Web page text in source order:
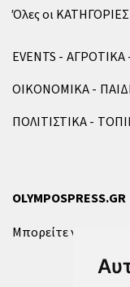
Όλες οι ΚΑΤΗΓΟΡΙΕΣ
EVENTS ΑΓΡΟΤΙΚΑ
ΟΙΚΟΝΟΜΙΚΑ
ΠΟΛΙΤΙΣΤΙΚΑ
OLYMPOSPRESS.GR
Μπορείτε να